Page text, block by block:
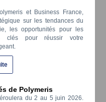
et Business France,
sur les tendances du
les opportunités pour les
clés pour réussir votre
de Polymeris
du 2 au 5 juin 2026.